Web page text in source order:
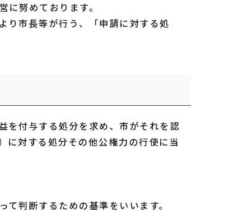
努めております。
り市長等が行う、「申請に対する処
を付与する処分を求め、市がそれを認
に対する処分その他公権力の行使に当
判断するための基準をいいます。